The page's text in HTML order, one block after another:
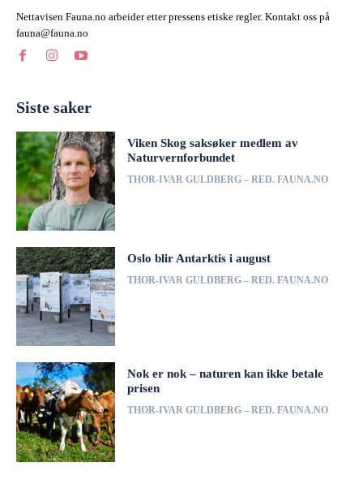
Nettavisen Fauna.no arbeider etter pressens etiske regler. Kontakt oss på
fauna@fauna.no
Siste saker
Viken Skog saksøker medlem av
Naturvernforbundet
THOR-IVAR GULDBERG – RED. FAUNA.NO
Oslo blir Antarktis i august
THOR-IVAR GULDBERG – RED. FAUNA.NO
Nok er nok – naturen kan ikke betale
prisen
THOR-IVAR GULDBERG – RED. FAUNA.NO